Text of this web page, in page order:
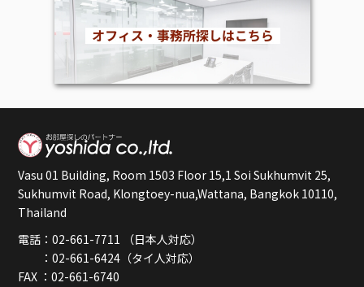
Vasu 01 Building, Room 1503 Floor 15,1 Soi Sukhumvit 25,
Sukhumvit Road, Klongtoey-nua,Wattana, Bangkok 10110,
Thailand
電話：02-661-7711 （日本人対応）
：02-661-6424（タイ人対応）
FAX ：02-661-6740